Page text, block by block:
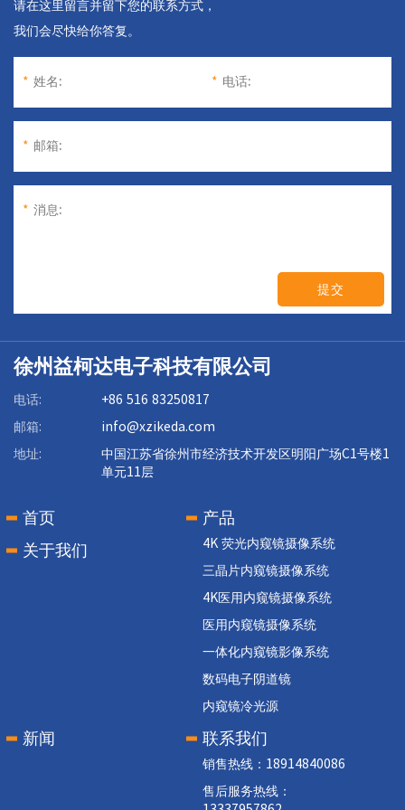
请在这里留言并留下您的联系方式，
我们会尽快给你答复。
* 姓名: * 电话:
* 邮箱:
* 消息:
提交
徐州益柯达电子科技有限公司
电话: +86 516 83250817
邮箱: info@xzikeda.com
地址:
中国江苏省徐州市经济技术开发区明阳广场C1号楼1
单元11层
首页
关于我们
产品
4K 荧光内窥镜摄像系统
三晶片内窥镜摄像系统
4K医用内窥镜摄像系统
医用内窥镜摄像系统
一体化内窥镜影像系统
数码电子阴道镜
内窥镜冷光源
新闻 联系我们
销售热线：18914840086
售后服务热线：